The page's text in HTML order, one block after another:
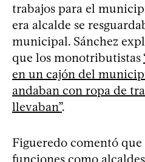
trabajos para el
era alcalde se
municipal. Sánchez
que los monotributistas
en un cajón del
andaban con ropa de
llevaban”.
Figueredo comentó
funciones como